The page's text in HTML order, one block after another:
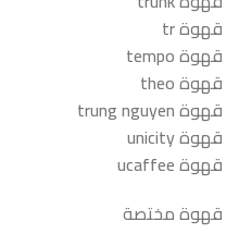
قهوة tr
قهوة tempo
قهوة theo
قهوة trung nguyen
قهوة unicity
قهوة ucaffee
قهوة مختصة